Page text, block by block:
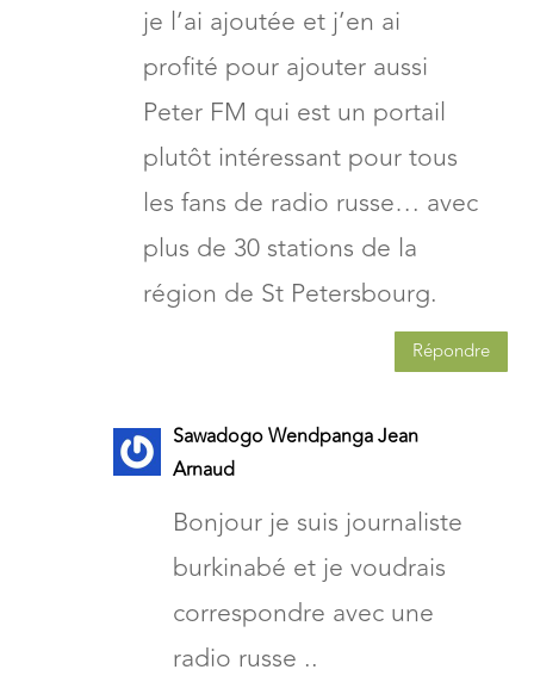
je l’ai ajoutée et j’en ai
profité pour ajouter aussi
Peter FM qui est un portail
plutôt intéressant pour tous
les fans de radio russe… avec
plus de 30 stations de la
région de St Petersbourg.
Répondre
Sawadogo Wendpanga Jean
Arnaud
Bonjour je suis journaliste
burkinabé et je voudrais
correspondre avec une
radio russe ..